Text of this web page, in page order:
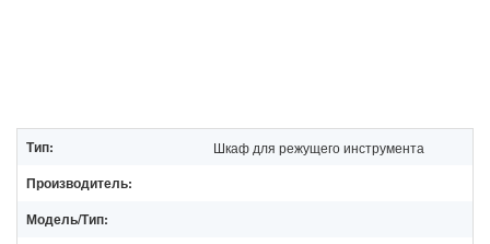
Тип: Шкаф для режущего инструмента
Производитель:
Модель/Тип: